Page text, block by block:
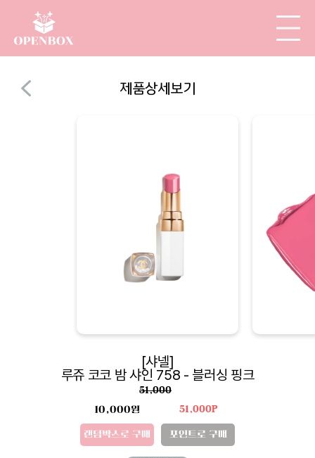
제품상세보기
[샤넬]
루쥬 코코 밤 샤인 758 - 블러싱 핑크
51,000
10,000원
랜덤박스로 구매
51,000P
포인트로 구매